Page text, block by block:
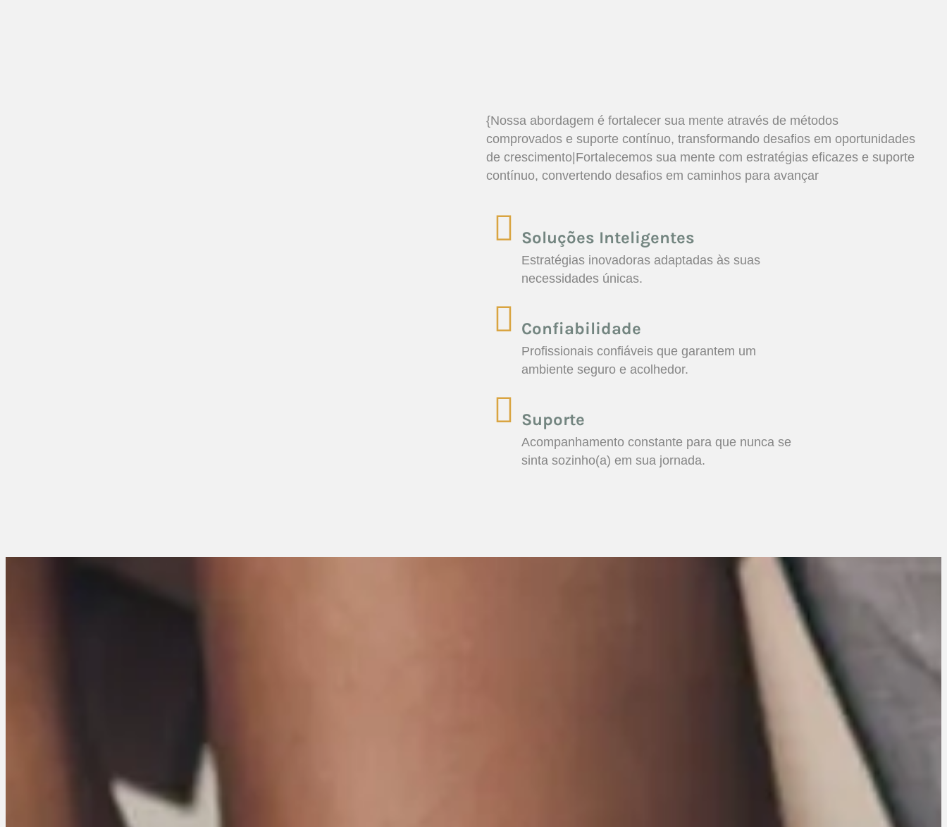
{Nossa abordagem é fortalecer sua mente através de métodos
comprovados e suporte contínuo, transformando desafios em oportunidades
de crescimento|Fortalecemos sua mente com estratégias eficazes e suporte
contínuo, convertendo desafios em caminhos para avançar
Soluções Inteligentes
Estratégias inovadoras adaptadas às suas
necessidades únicas.
Confiabilidade
Profissionais confiáveis que garantem um
ambiente seguro e acolhedor.
Suporte
Acompanhamento constante para que nunca se
sinta sozinho(a) em sua jornada.